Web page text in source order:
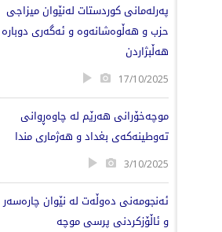
پەرلەمانی كوردستات لەنێوان میزاجی
حزب و هەڵوەشانەوە و ئەگەری دوبارە
هەڵبژاردن
17/10/2025
موچەخۆرانی هەرێم لە چاوەڕوانی
تەوطینەكەی بغداد و ‌هەژماری مندا
3/10/2025
ئەنجومەنی دەوڵەت لە نێوان چارەسەر
و ئاڵۆزکردنی پرسی موچە